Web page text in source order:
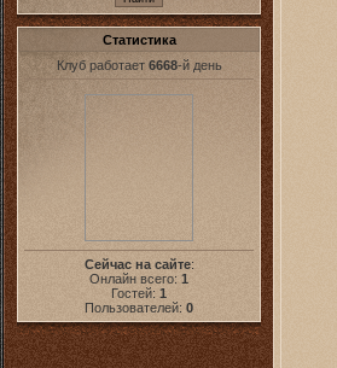
Статистика
Клуб работает 6668-й день
Сейчас на сайте:
Онлайн всего: 1
Гостей: 1
Пользователей: 0